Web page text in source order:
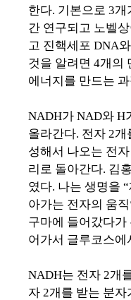
한다. 기본으로 3개
간 연구되고 노벨
고 진핵세포 DNA
것을 알려면 4개의
에너지를 만드는
NADH가 NAD와 H
올라간다. 전자 2개
성해서 나오는 전
리로 돌아간다. 김
였다. 나는 생명을 “
아가는 전자의 움
구마에 들어갔다
어가서 글루코스
NADH는 전자 2개
자 2개를 받는 분